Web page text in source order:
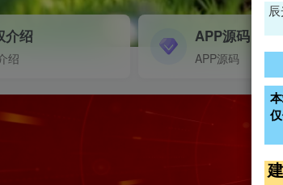
介绍
绍
APP源码
APP源码